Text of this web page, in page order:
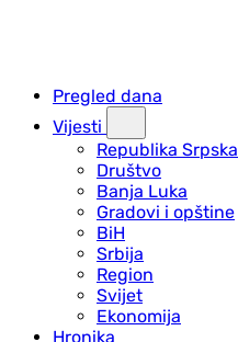
Pregled dana
Vijesti
Republika Srpska
Društvo
Banja Luka
Gradovi i opštine
BiH
Srbija
Region
Svijet
Ekonomija
Hronika